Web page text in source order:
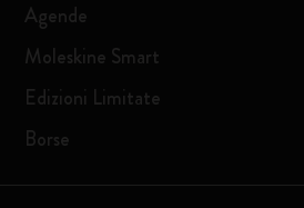
Agende
Moleskine Smart
Edizioni Limitate
Borse